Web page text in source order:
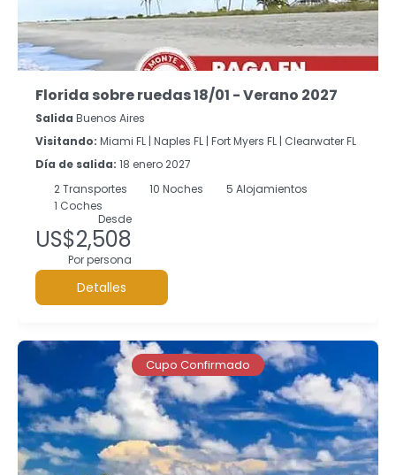
Florida sobre ruedas 18/01 - Verano 2027
Salida Buenos Aires
Visitando: Miami FL | Naples FL | Fort Myers FL | Clearwater FL
Día de salida: 18 enero 2027
2Transportes 10 Noches
5 Alojamientos
1 Coches
Desde
US$2,508
Por persona
Detalles
Cupo Confirmado